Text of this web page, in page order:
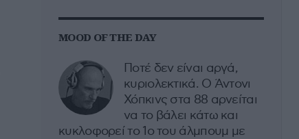
MOOD OF THE DAY
Ποτέ δεν είναι αργά,
κυριολεκτικά. Ο Άντονι
Χόπκινς στα 88 αρνείται
να το βάλει κάτω και
κυκλοφορεί το 1ο του άλμπουμ με